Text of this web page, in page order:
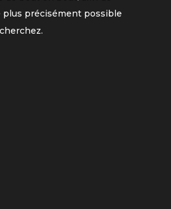
plus précisément possible